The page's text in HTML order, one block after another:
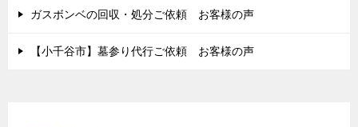
ガスボンベの回収・処分ご依頼 お客様の声
【小千谷市】墓参り代行ご依頼 お客様の声